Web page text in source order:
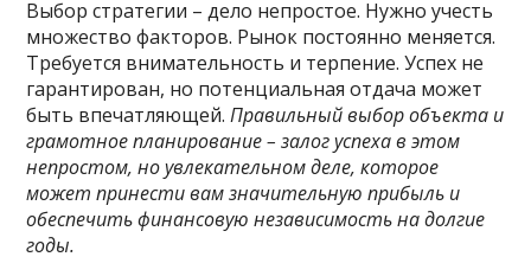
Выбор стратегии – дело непростое. Нужно учесть
множество факторов. Рынок постоянно меняется.
Требуется внимательность и терпение. Успех не
гарантирован, но потенциальная отдача может
быть впечатляющей.Правильный выбор объекта и
грамотное планирование – залог успеха в этом
непростом, но увлекательном деле, которое
может принести вам значительную прибыль и
обеспечить финансовую независимость на долгие
годы.